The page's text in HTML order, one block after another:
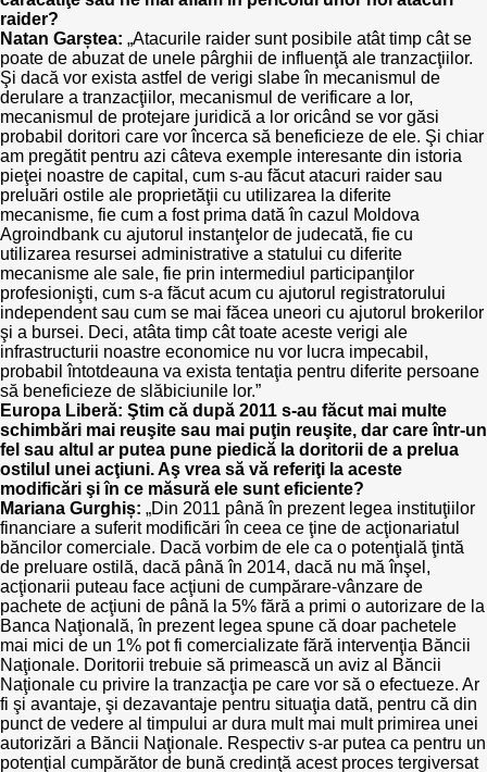
Public procurement
raider?
Natan Garștea: „Atacurile raider sunt posibile atât timp cât se
poate de abuzat de unele pârghii de influenţă ale tranzacţiilor.
Şi dacă vor exista astfel de verigi slabe în mecanismul de
derulare a tranzacţiilor, mecanismul de verificare a lor,
mecanismul de protejare juridică a lor oricând se vor găsi
probabil doritori care vor încerca să beneficieze de ele. Şi chiar
am pregătit pentru azi câteva exemple interesante din istoria
pieţei noastre de capital, cum s-au făcut atacuri raider sau
preluări ostile ale proprietăţii cu utilizarea la diferite
mecanisme, fie cum a fost prima dată în cazul Moldova
Agroindbank cu ajutorul instanţelor de judecată, fie cu
utilizarea resursei administrative a statului cu diferite
mecanisme ale sale, fie prin intermediul participanţilor
profesionişti, cum s-a făcut acum cu ajutorul registratorului
independent sau cum se mai făcea uneori cu ajutorul brokerilor
şi a bursei. Deci, atâta timp cât toate aceste verigi ale
infrastructurii noastre economice nu vor lucra impecabil,
probabil întotdeauna va exista tentaţia pentru diferite persoane
să beneficieze de slăbiciunile lor.”
Europa Liberă: Ştim că după 2011 s-au făcut mai multe
schimbări mai reuşite sau mai puţin reuşite, dar care într-un
fel sau altul ar putea pune piedică la doritorii de a prelua
ostilul unei acţiuni. Aş vrea să vă referiţi la aceste
modificări şi în ce măsură ele sunt eficiente?
Mariana Gurghiș: „Din 2011 până în prezent legea instituţiilor
financiare a suferit modificări în ceea ce ţine de acţionariatul
băncilor comerciale. Dacă vorbim de ele ca o potenţială ţintă
de preluare ostilă, dacă până în 2014, dacă nu mă înşel,
acţionarii puteau face acţiuni de cumpărare-vânzare de
pachete de acţiuni de până la 5% fără a primi o autorizare de la
Banca Naţională, în prezent legea spune că doar pachetele
mai mici de un 1% pot fi comercializate fără intervenţia Băncii
Naţionale. Doritorii trebuie să primească un aviz al Băncii
Naţionale cu privire la tranzacţia pe care vor să o efectueze. Ar
fi şi avantaje, şi dezavantaje pentru situaţia dată, pentru că din
punct de vedere al timpului ar dura mult mai mult primirea unei
autorizări a Băncii Naţionale. Respectiv s-ar putea ca pentru un
potenţial cumpărător de bună credinţă acest proces tergiversat